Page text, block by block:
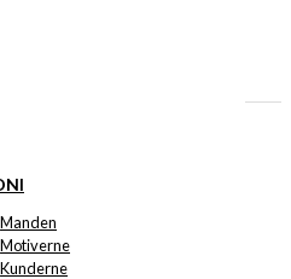
Manden
Motiverne
Kunderne